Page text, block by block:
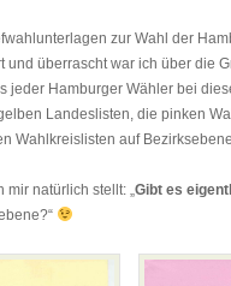
zur Wahl der
und überrascht war ich über die
jeder Hamburger Wähler bei
Landeslisten, die pinken
Wahlkreislisten auf
mir natürlich stellt: „Gibt es